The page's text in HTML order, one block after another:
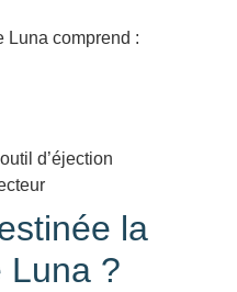
Luna comprend :
d’éjection
la
Luna ?